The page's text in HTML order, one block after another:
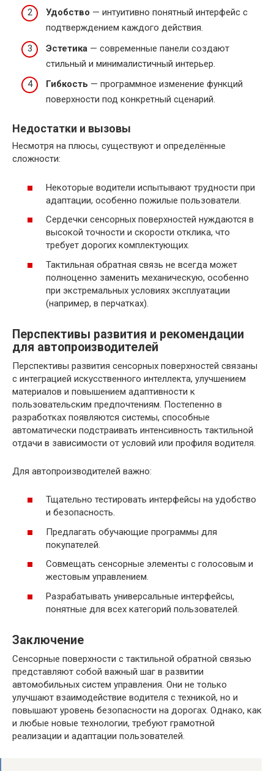
Удобство — интуитивно понятный интерфейс с
подтверждением каждого действия.
Эстетика — современные панели создают
стильный и минималистичный интерьер.
Гибкость — программное изменение функций
поверхности под конкретный сценарий.
Недостатки и вызовы
Несмотря на плюсы, существуют и определённые
сложности:
Некоторые водители испытывают трудности при
адаптации, особенно пожилые пользователи.
Сердечки сенсорных поверхностей нуждаются в
высокой точности и скорости отклика, что
требует дорогих комплектующих.
Тактильная обратная связь не всегда может
полноценно заменить механическую, особенно
при экстремальных условиях эксплуатации
(например, в перчатках).
Перспективы развития и рекомендации
для автопроизводителей
Перспективы развития сенсорных поверхностей связаны
с интеграцией искусственного интеллекта, улучшением
материалов и повышением адаптивности к
пользовательским предпочтениям. Постепенно в
разработках появляются системы, способные
автоматически подстраивать интенсивность тактильной
отдачи в зависимости от условий или профиля водителя.
Для автопроизводителей важно:
Тщательно тестировать интерфейсы на удобство
и безопасность.
Предлагать обучающие программы для
покупателей.
Совмещать сенсорные элементы с голосовым и
жестовым управлением.
Разрабатывать универсальные интерфейсы,
понятные для всех категорий пользователей.
Заключение
Сенсорные поверхности с тактильной обратной связью
представляют собой важный шаг в развитии
автомобильных систем управления. Они не только
улучшают взаимодействие водителя с техникой, но и
повышают уровень безопасности на дорогах. Однако, как
и любые новые технологии, требуют грамотной
реализации и адаптации пользователей.